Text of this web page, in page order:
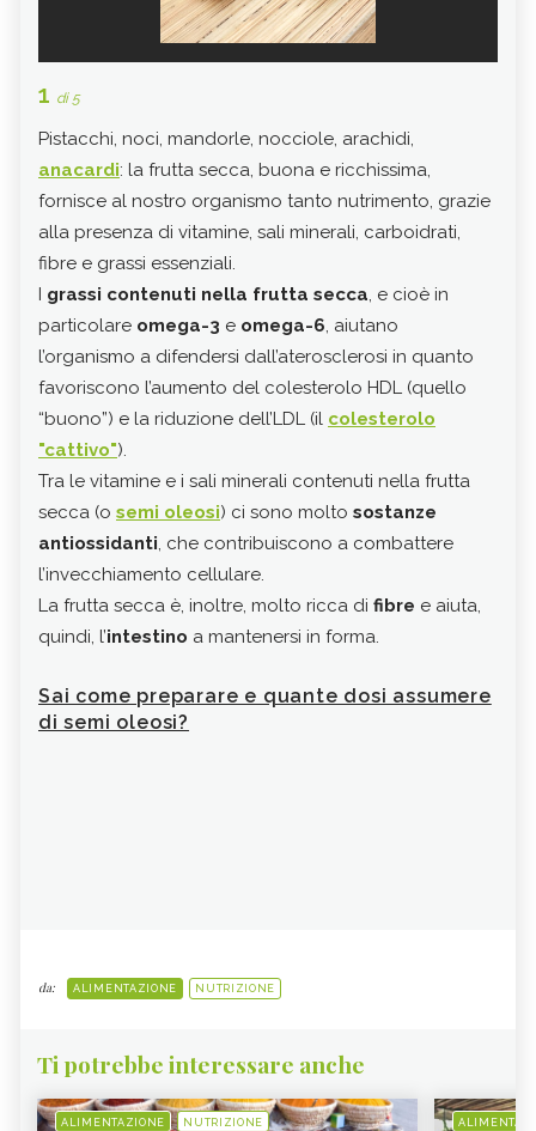
1 di 5
Pistacchi, noci, mandorle, nocciole, arachidi,
anacardi: la frutta secca, buona e ricchissima,
fornisce al nostro organismo tanto nutrimento, grazie
alla presenza di vitamine, sali minerali, carboidrati,
fibre e grassi essenziali.
I grassi contenuti nella frutta secca, e cioè in
particolare omega-3 e omega-6, aiutano
l’organismo a difendersi dall’aterosclerosi in quanto
favoriscono l’aumento del colesterolo HDL (quello
“buono”) e la riduzione dell’LDL (il colesterolo
"cattivo").
Tra le vitamine e i sali minerali contenuti nella frutta
secca (o semi oleosi) ci sono molto sostanze
antiossidanti, che contribuiscono a combattere
l’invecchiamento cellulare.
La frutta secca è, inoltre, molto ricca di fibre e aiuta,
quindi, l’intestino a mantenersi in forma.
Sai come preparare e quante dosi assumere
di semi oleosi?
da: ALIMENTAZIONE NUTRIZIONE
Ti potrebbe interessare anche
ALIMENTAZIONE NUTRIZIONE